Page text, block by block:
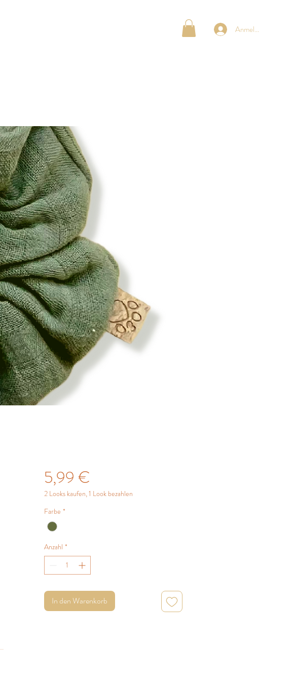
Anmelden
5,99 €
2 Looks kaufen, 1 Look bezahlen
Farbe *
Anzahl *
In den Warenkorb